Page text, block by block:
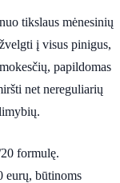
tikslaus mėnesinių
į visus pinigus,
papildomas
net nereguliarių
formulę.
eurų, būtinoms